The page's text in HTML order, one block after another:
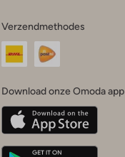
Verzendmethodes
Download onze Omoda app